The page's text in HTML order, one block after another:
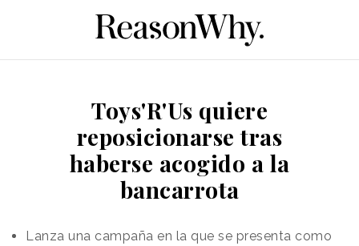
Toys'R'Us quiere
reposicionarse tras
haberse acogido a la
bancarrota
Lanza una campaña en la que se presenta como